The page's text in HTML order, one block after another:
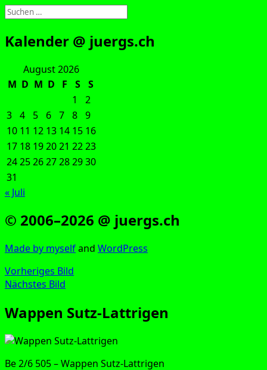
Suchen
nach:
Kalender @ juergs.ch
August 2026
M D M D F S
S
1
2
3 4 5 6 7 8 9
10 11 12 13 14 15 16
17 18 192021 2223
24252627282930
31
« Juli
© 2006–2026 @ juergs.ch
Made by mys­elfand Word­Press
Vorheriges Bild
Nächstes Bild
Wappen Sutz-Lattrigen
Be 2/6 505 – Wap­pen Sutz-Lattrigen